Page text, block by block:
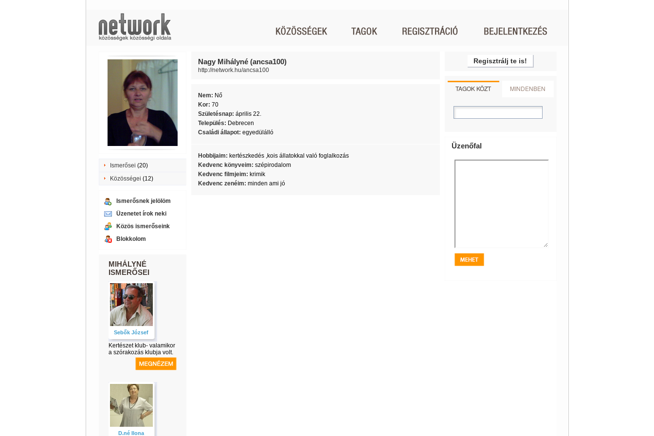
Ismerősei (20)
Közösségei (12)
Ismerősnek jelölöm
Üzenetet írok neki
Közös ismerőseink
Blokkolom
MIHÁLYNÉ
ISMERŐSEI
Sebők József
Kertészet klub- valamikor
a szórakozás klubja volt.
D.né Ilona
Nagy Mihályné (ancsa100)
http://network.hu/ancsa100
Nem: Nő
Kor: 70
Születésnap: április 22.
Település: Debrecen
Családi állapot: egyedülálló
Hobbijaim: kertészkedés ,kois állatokkal való foglalkozás
Kedvenc könyveim: szépirodalom
Kedvenc filmjeim: krimik
Kedvenc zenéim: minden ami jó
Regisztrálj te is!
TAGOK KÖZT MINDENBEN
Üzenőfal